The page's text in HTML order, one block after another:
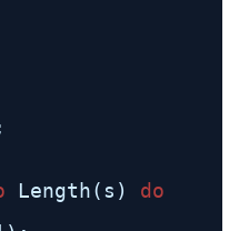
Length(s) do